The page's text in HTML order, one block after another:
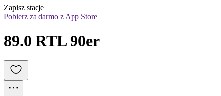
Zapisz stacje
Pobierz za darmo z App Store
89.0 RTL 90er